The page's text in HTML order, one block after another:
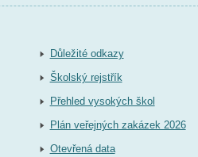
Důležité odkazy
Školský rejstřík
Přehled vysokých škol
Plán veřejných zakázek 2026
Otevřená data